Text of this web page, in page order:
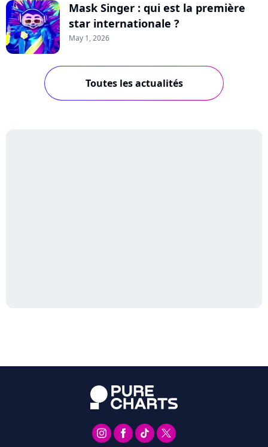
Mask Singer : qui est la première
star internationale ?
May 1, 2026
Toutes les actualités